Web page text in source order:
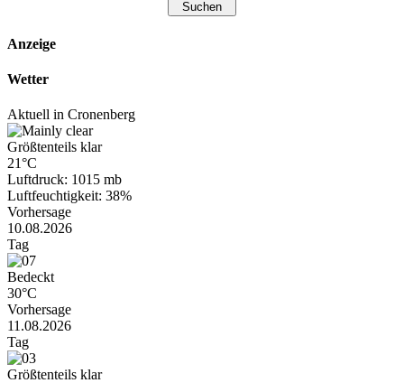
Anzeige
Wetter
Aktuell in Cronenberg
Größtenteils klar
21°C
Luftdruck: 1015 mb
Luftfeuchtigkeit: 38%
Vorhersage
10.08.2026
Tag
Bedeckt
30°C
Vorhersage
11.08.2026
Tag
Größtenteils klar